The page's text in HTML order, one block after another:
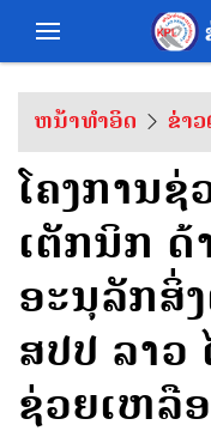
ຫນ້າທຳອິດ ຂ່າ
ໂຄງການ
ເຕັກນິກ ດ້
ອະນຸລັກສິ່
ສປປ ລາວ
ຊ່ວຍເຫລື